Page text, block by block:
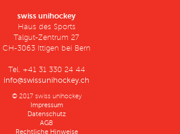
swiss unihockey
Haus des Sports
Talgut-Zentrum 27
CH-3063 Ittigen bei Bern
Tel. +41 31 330 24 44
info@swissunihockey.ch
© 2017 swiss unihockey
Impressum
Datenschutz
AGB
Rechtliche Hinweise